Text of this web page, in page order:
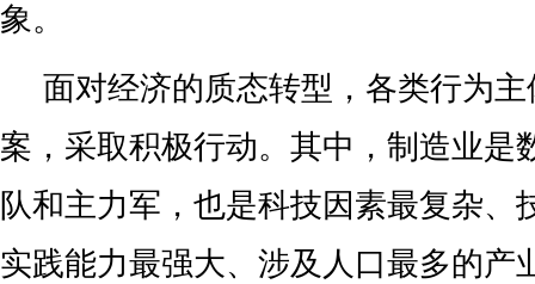
象。
面对经济的质态转型，各类行为
案，采取积极行动。其中，制造业是
队和主力军，也是科技因素最复杂、
实践能力最强大、涉及人口最多的产